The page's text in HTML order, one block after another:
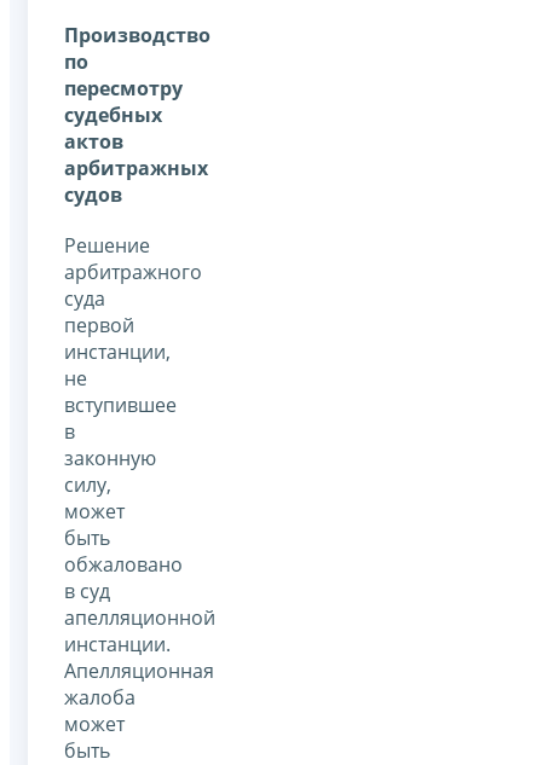
Производство
по
пересмотру
судебных
актов
арбитражных
судов
Решение
арбитражного
суда
первой
инстанции,
не
вступившее
в
законную
силу,
может
быть
обжаловано
в суд
апелляционной
инстанции.
Апелляционная
жалоба
может
быть